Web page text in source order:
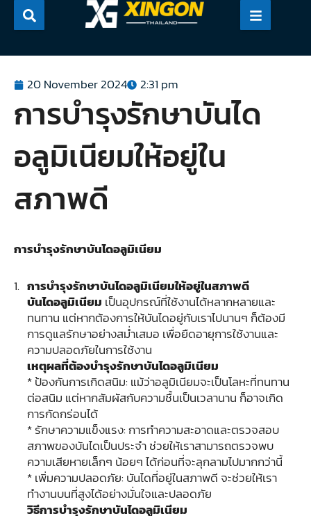
Skip
20 November 2024 2:31 pm
การบำรุงรักษาบันได
อลูมิเนียมให้อยู่ใน
สภาพดี
การบำรุงรักษาบันไดอลูมิเนียม
การบำรุงรักษาบันไดอลูมิเนียมให้อยู่ในสภาพดี
บันไดอลูมิเนียม เป็นอุปกรณ์ที่ใช้งานได้หลากหลายและ
ทนทาน แต่หากต้องการให้บันไดอยู่กับเราไปนานๆ ก็ต้องมี
การดูแลรักษาอย่างสม่ำเสมอ เพื่อยืดอายุการใช้งานและ
ความปลอดภัยในการใช้งาน
เหตุผลที่ต้องบำรุงรักษาบันไดอลูมิเนียม
* ป้องกันการเกิดสนิม: แม้ว่าอลูมิเนียมจะเป็นโลหะที่ทนทาน
ต่อสนิม แต่หากสัมผัสกับความชื้นเป็นเวลานาน ก็อาจเกิด
การกัดกร่อนได้
* รักษาความแข็งแรง: การทำความสะอาดและตรวจสอบ
สภาพของบันไดเป็นประจำ ช่วยให้เราสามารถตรวจพบ
ความเสียหายเล็กๆ น้อยๆ ได้ก่อนที่จะลุกลามไปมากกว่านี้
* เพิ่มความปลอดภัย: บันไดที่อยู่ในสภาพดี จะช่วยให้เรา
ทำงานบนที่สูงได้อย่างมั่นใจและปลอดภัย
วิธีการบำรุงรักษาบันไดอลูมิเนียม